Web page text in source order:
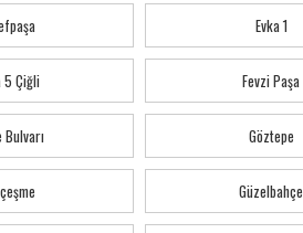
Evka 1
5 Çiğli Fevzi Paşa
Göztepe
Güzelbahçe